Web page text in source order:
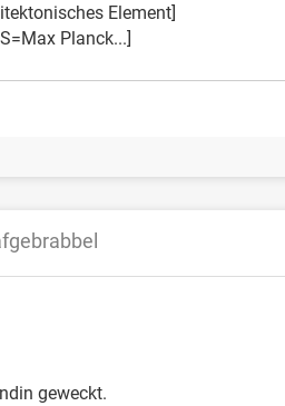
Element]
Planck...]
geweckt.